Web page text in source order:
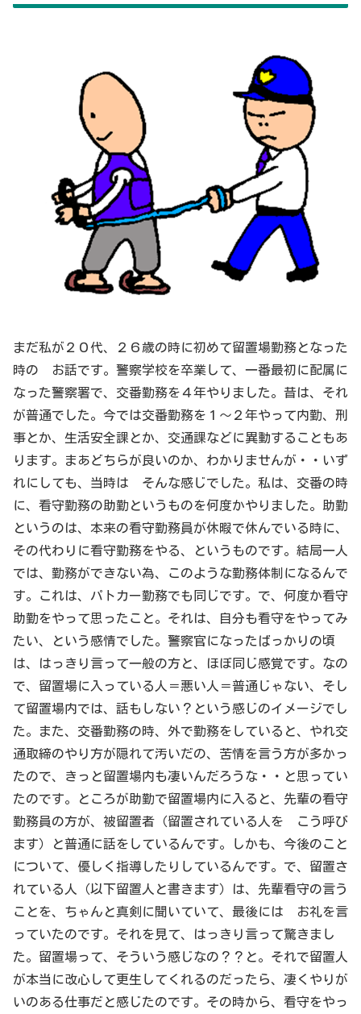
まだ私が２０代、２６歳の時に初めて留置場勤務となった
時の お話です。警察学校を卒業して、一番最初に配属に
なった警察署で、交番勤務を４年やりました。昔は、それ
が普通でした。今では交番勤務を１～２年やって内勤、刑
事とか、生活安全課とか、交通課などに異動することもあ
ります。まあどちらが良いのか、わかりませんが・・いず
れにしても、当時は そんな感じでした。私は、交番の時
に、看守勤務の助勤というものを何度かやりました。助勤
というのは、本来の看守勤務員が休暇で休んでいる時に、
その代わりに看守勤務をやる、というものです。結局一人
では、勤務ができない為、このような勤務体制になるんで
す。これは、パトカー勤務でも同じです。で、何度か看守
助勤をやって思ったこと。それは、自分も看守をやってみ
たい、という感情でした。警察官になったばっかりの頃
は、はっきり言って一般の方と、ほぼ同じ感覚です。なの
で、留置場に入っている人＝悪い人＝普通じゃない、そし
て留置場内では、話もしない？という感じのイメージでし
た。また、交番勤務の時、外で勤務をしていると、やれ交
通取締のやり方が隠れて汚いだの、苦情を言う方が多かっ
たので、きっと留置場内も凄いんだろうな・・と思ってい
たのです。ところが助勤で留置場内に入ると、先輩の看守
勤務員の方が、被留置者（留置されている人を こう呼び
ます）と普通に話をしているんです。しかも、今後のこと
について、優しく指導したりしているんです。で、留置さ
れている人（以下留置人と書きます）は、先輩看守の言う
ことを、ちゃんと真剣に聞いていて、最後には お礼を言
っていたのです。それを見て、はっきり言って驚きまし
た。留置場って、そういう感じなの？？と。それで留置人
が本当に改心して更生してくれるのだったら、凄くやりが
いのある仕事だと感じたのです。その時から、看守をやっ